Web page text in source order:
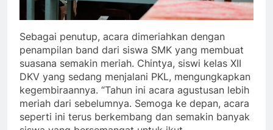
Sebagai penutup, acara dimeriahkan dengan
penampilan band dari siswa SMK yang membuat
suasana semakin meriah. Chintya, siswi kelas XII
DKV yang sedang menjalani PKL, mengungkapkan
kegembiraannya. “Tahun ini acara agustusan lebih
meriah dari sebelumnya. Semoga ke depan, acara
seperti ini terus berkembang dan semakin banyak